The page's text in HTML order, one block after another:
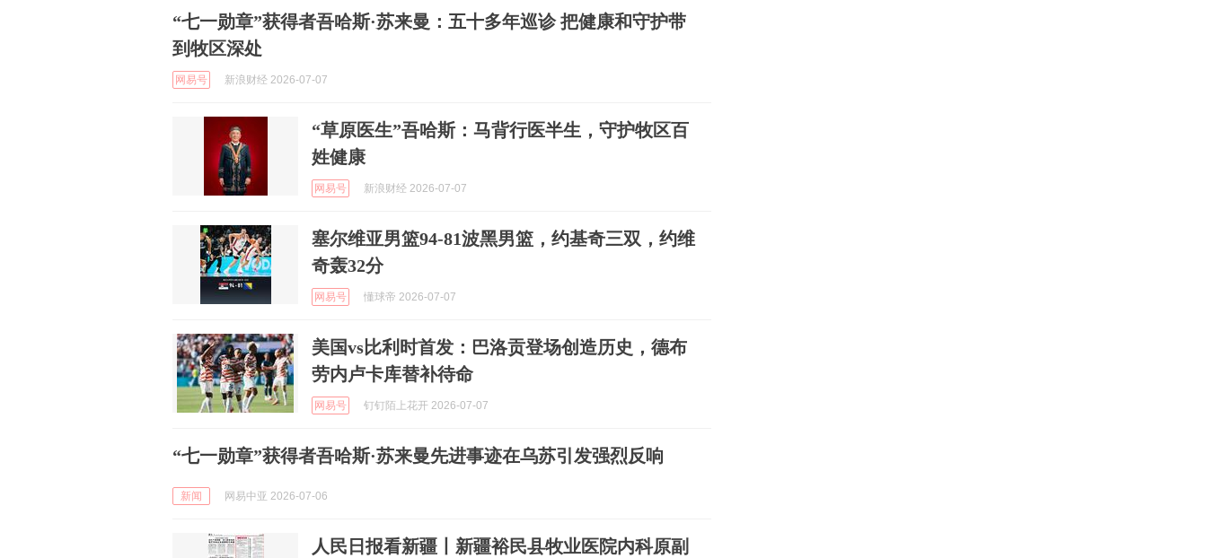
“七一勋章”获得者吾哈斯·苏来曼：五十多年巡诊 把健康和守护带
到牧区深处
网易号 新浪财经 2026-07-07
“草原医生”吾哈斯：马背行医半生，守护牧区百
姓健康
网易号 新浪财经 2026-07-07
塞尔维亚男篮94-81波黑男篮，约基奇三双，约维
奇轰32分
网易号 懂球帝 2026-07-07
美国vs比利时首发：巴洛贡登场创造历史，德布
劳内卢卡库替补待命
网易号 钉钉陌上花开 2026-07-07
“七一勋章”获得者吾哈斯·苏来曼先进事迹在乌苏引发强烈反响
新闻 网易中亚 2026-07-06
人民日报看新疆丨新疆裕民县牧业医院内科原副